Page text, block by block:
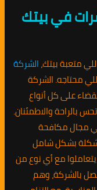
في بيتك
متعبة بيتك،الشركة
محتاجه. الشركة
على كل أنواع
بالراحة والاطمئنان.
مجال مكافحة
بشكل شامل
مع أي نوع من
بالشركة، وهم